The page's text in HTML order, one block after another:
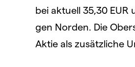
bei aktuell 35,30
gen Norden. Die
Aktie als zusätzliche